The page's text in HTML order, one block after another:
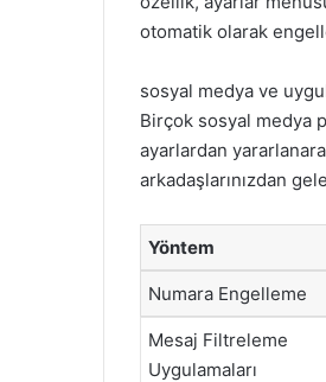
otomatik olarak
sosyal medya ve
Birçok sosyal medya
ayarlardan
arkadaşlarınızdan
Yöntem
Numara Engelleme
Mesaj Filtreleme
Uygulamaları